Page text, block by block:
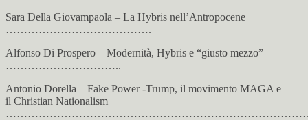
Sara Della Giovampaola – La Hybris nell’Antropocene
………………………………….
Alfonso Di Prospero – Modernità, Hybris e “giusto mezzo”
…………………………..
Antonio Dorella – Fake Power -Trump, il movimento MAGA e
il Christian Nationalism